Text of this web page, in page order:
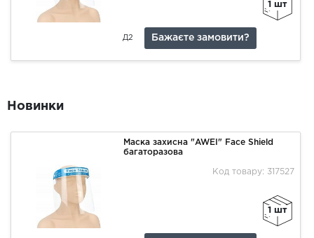
1 шт
Д2 Бажаєте замовити?
Новинки
Маска захисна "AWEI" Face Shield
багаторазова
Код товару: 317527
1 шт